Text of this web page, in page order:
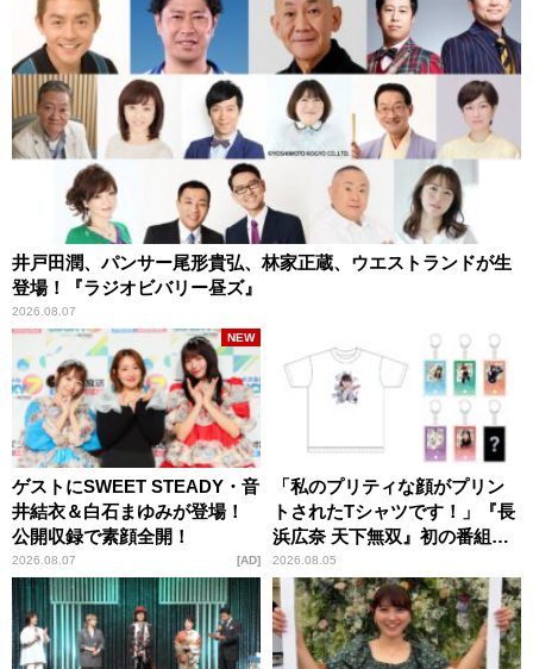
井戸田潤、パンサー尾形貴弘、林家正蔵、ウエストランドが生
登場！『ラジオビバリー昼ズ』
2026.08.07
ゲストにSWEET STEADY・音
井結衣＆白石まゆみが登場！
公開収録で素顔全開！
2026.08.07
NEW
AD
「私のプリティな顔がプリン
トされたTシャツです！」『長
浜広奈 天下無双』初の番組グ
ッズ発売
2026.08.05